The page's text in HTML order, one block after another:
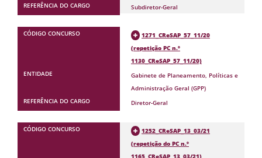
Subdiretor-Geral
1271_CReSAP_57_11/20
(repetição PC n.º
1130_CReSAP_57_11/20)
Gabinete de Planeamento, Políticas e
Administração Geral (GPP)
Diretor-Geral
1252_CReSAP_13_03/21
(repetição do PC n.º
1165_CReSAP_13_03/21)